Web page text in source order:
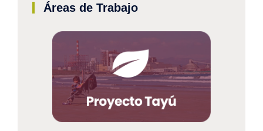
Áreas de Trabajo